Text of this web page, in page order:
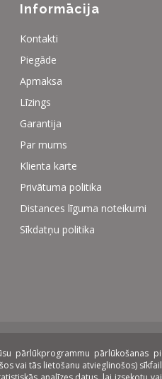
pārlūkprogrammu
vai tās lietošanu atvieglinošos)
Informācija
Kontakti
Piegāde
Apmaksa
Līzings
Garantija
Par mums
Klienta karte
Privātuma politika
Distances līguma noteikumi
Sīkdatņu politika
Līzings: